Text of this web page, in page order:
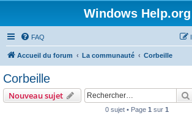
Windows Help.org
FAQ
Accueil du forum La communauté Corbeille
Corbeille
Nouveau sujet
0 sujet • Page 1 sur 1